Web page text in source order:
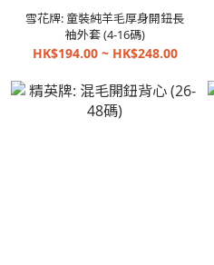
雪花牌: 童裝純羊毛厚身開鈕長
袖外套 (4-16碼)
HK$194.00 ~ HK$248.00